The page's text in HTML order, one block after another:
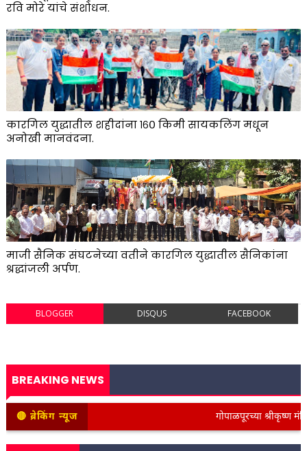
रवि मोरे यांचे संशोधन.
कारगिल युद्धातील शहीदांना १६० किमी सायकलिंग मधून
अनोखी मानवंदना.
माजी सैनिक संघटनेच्या वतीने कारगिल युद्धातील सैनिकांना
श्रद्धांजली अर्पण.
BLOGGER DISQUS FACEBOOK
BREAKING NEWS
🔴 ब्रेकिंग न्यूज गोपाळपूरच्या श्रीकृष्ण